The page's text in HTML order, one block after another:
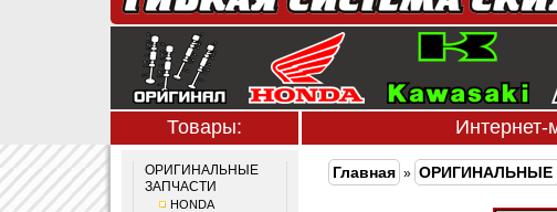
Товары:
ОРИГИНАЛЬНЫЕ
ЗАПЧАСТИ
HONDA
Главная » ОРИГИНАЛЬНЫЕ